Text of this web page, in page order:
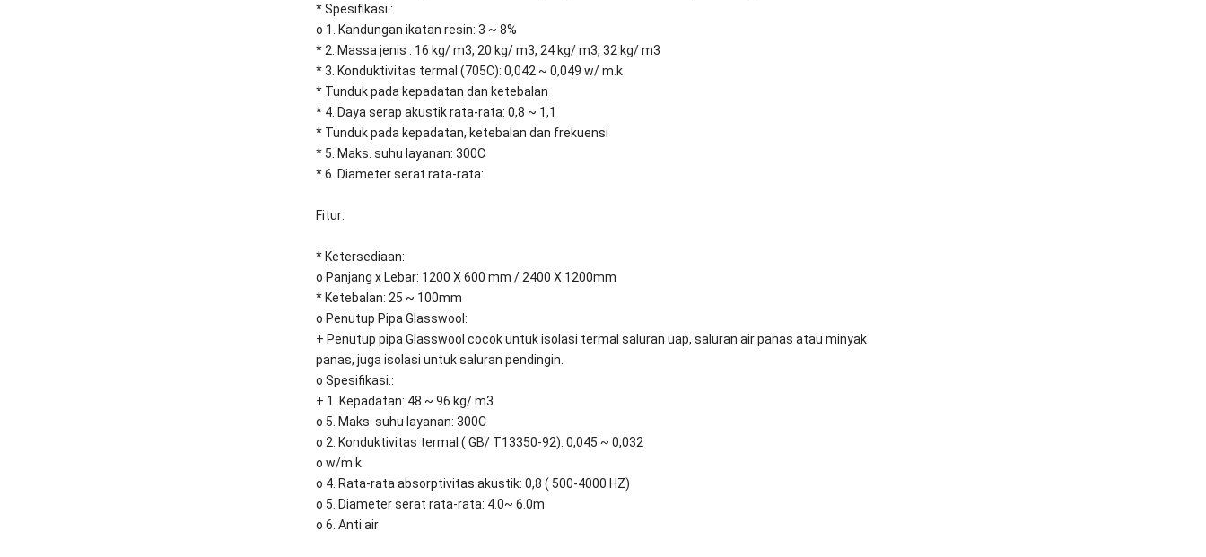
* Spesifikasi.:
o 1. Kandungan ikatan resin: 3 ~ 8%
* 2. Massa jenis : 16 kg/ m3, 20 kg/ m3, 24 kg/ m3, 32 kg/ m3
* 3. Konduktivitas termal (705C): 0,042 ~ 0,049 w/ m.k
* Tunduk pada kepadatan dan ketebalan
* 4. Daya serap akustik rata-rata: 0,8 ~ 1,1
* Tunduk pada kepadatan, ketebalan dan frekuensi
* 5. Maks. suhu layanan: 300C
* 6. Diameter serat rata-rata:
Fitur:
* Ketersediaan:
o Panjang x Lebar: 1200 X 600 mm / 2400 X 1200mm
* Ketebalan: 25 ~ 100mm
o Penutup Pipa Glasswool:
+ Penutup pipa Glasswool cocok untuk isolasi termal saluran uap, saluran air panas atau minyak
panas, juga isolasi untuk saluran pendingin.
o Spesifikasi.:
+ 1. Kepadatan: 48 ~ 96 kg/ m3
o 5. Maks. suhu layanan: 300C
o 2. Konduktivitas termal ( GB/ T13350-92): 0,045 ~ 0,032
o w/m.k
o 4. Rata-rata absorptivitas akustik: 0,8 ( 500-4000 HZ)
o 5. Diameter serat rata-rata: 4.0~ 6.0m
o 6. Anti air